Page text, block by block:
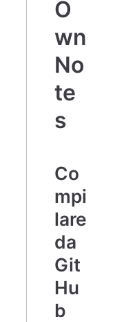
O
wn
No
te
s
Co
mpi
lare
da
Git
Hu
b